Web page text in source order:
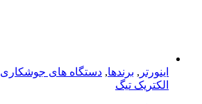
اینورتر , برندها, دستگاه های جوشکاری
الکتریک تیگ